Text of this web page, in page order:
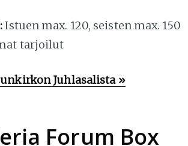
Istuen max. 120, seisten max. 150
tarjoilut
Juhlasalista »
Forum Box